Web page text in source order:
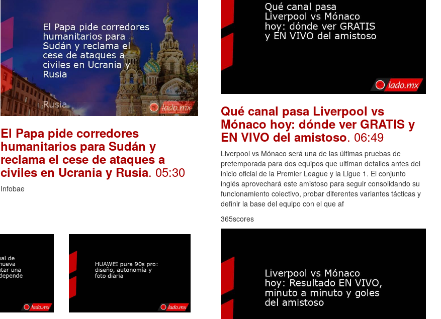
El Papa pide corredores
humanitarios para Sudán y
reclama el cese de ataques a
civiles en Ucrania y Rusia. 05:30
Infobae
Qué canal pasa Liverpool vs
Mónaco hoy: dónde ver GRATIS y
EN VIVO del amistoso. 06:49
Liverpool vs Mónaco será una de las últimas pruebas de
pretemporada para dos equipos que ultiman detalles antes del
inicio oficial de la Premier League y la Ligue 1. El conjunto
inglés aprovechará este amistoso para seguir consolidando su
funcionamiento colectivo, probar diferentes variantes tácticas y
definir la base del equipo con el que af
365scores